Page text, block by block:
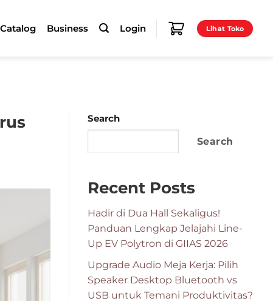
Business Login Lihat Toko
Search
Search
Recent Posts
Hadir di Dua Hall Sekaligus!
Panduan Lengkap Jelajahi Line-
Up EV Polytron di GIIAS 2026
Upgrade Audio Meja Kerja: Pilih
Speaker Desktop Bluetooth vs
USB untuk Temani Produktivitas?